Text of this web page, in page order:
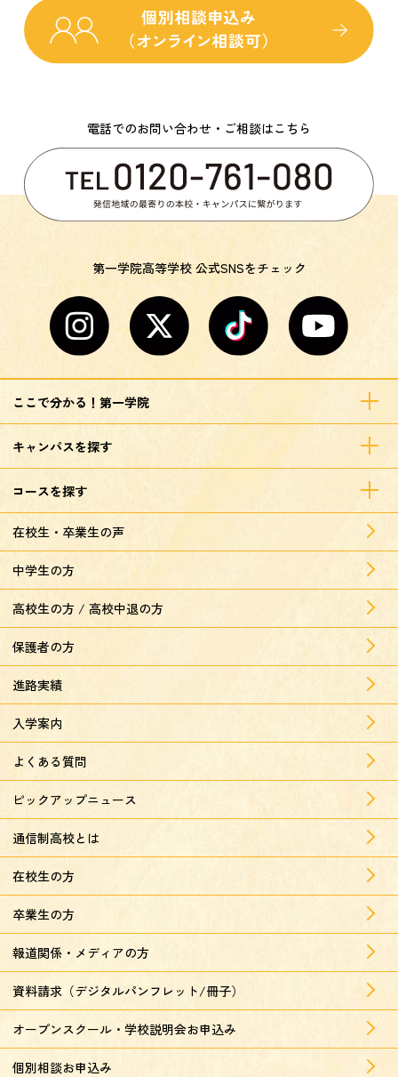
電話でのお問い合わせ・ご相談はこちら
第一学院高等学校 公式SNSをチェック
ここで分かる！第一学院
キャンパスを探す
コースを探す
在校生・卒業生の声
中学生の方
高校生の方 / 高校中退の方
保護者の方
進路実績
入学案内
よくある質問
ピックアップニュース
通信制高校とは
在校生の方
卒業生の方
報道関係・メディアの方
資料請求（デジタルパンフレット/冊子）
オープンスクール・学校説明会お申込み
個別相談お申込み